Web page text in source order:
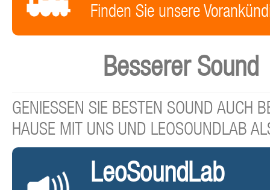
Finden Sie unsere
Besserer Sound
GENIESSEN SIE BESTEN SOUND AUCH
HAUSE MIT UNS UND LEOSOUNDLAB
LeoSoundLab